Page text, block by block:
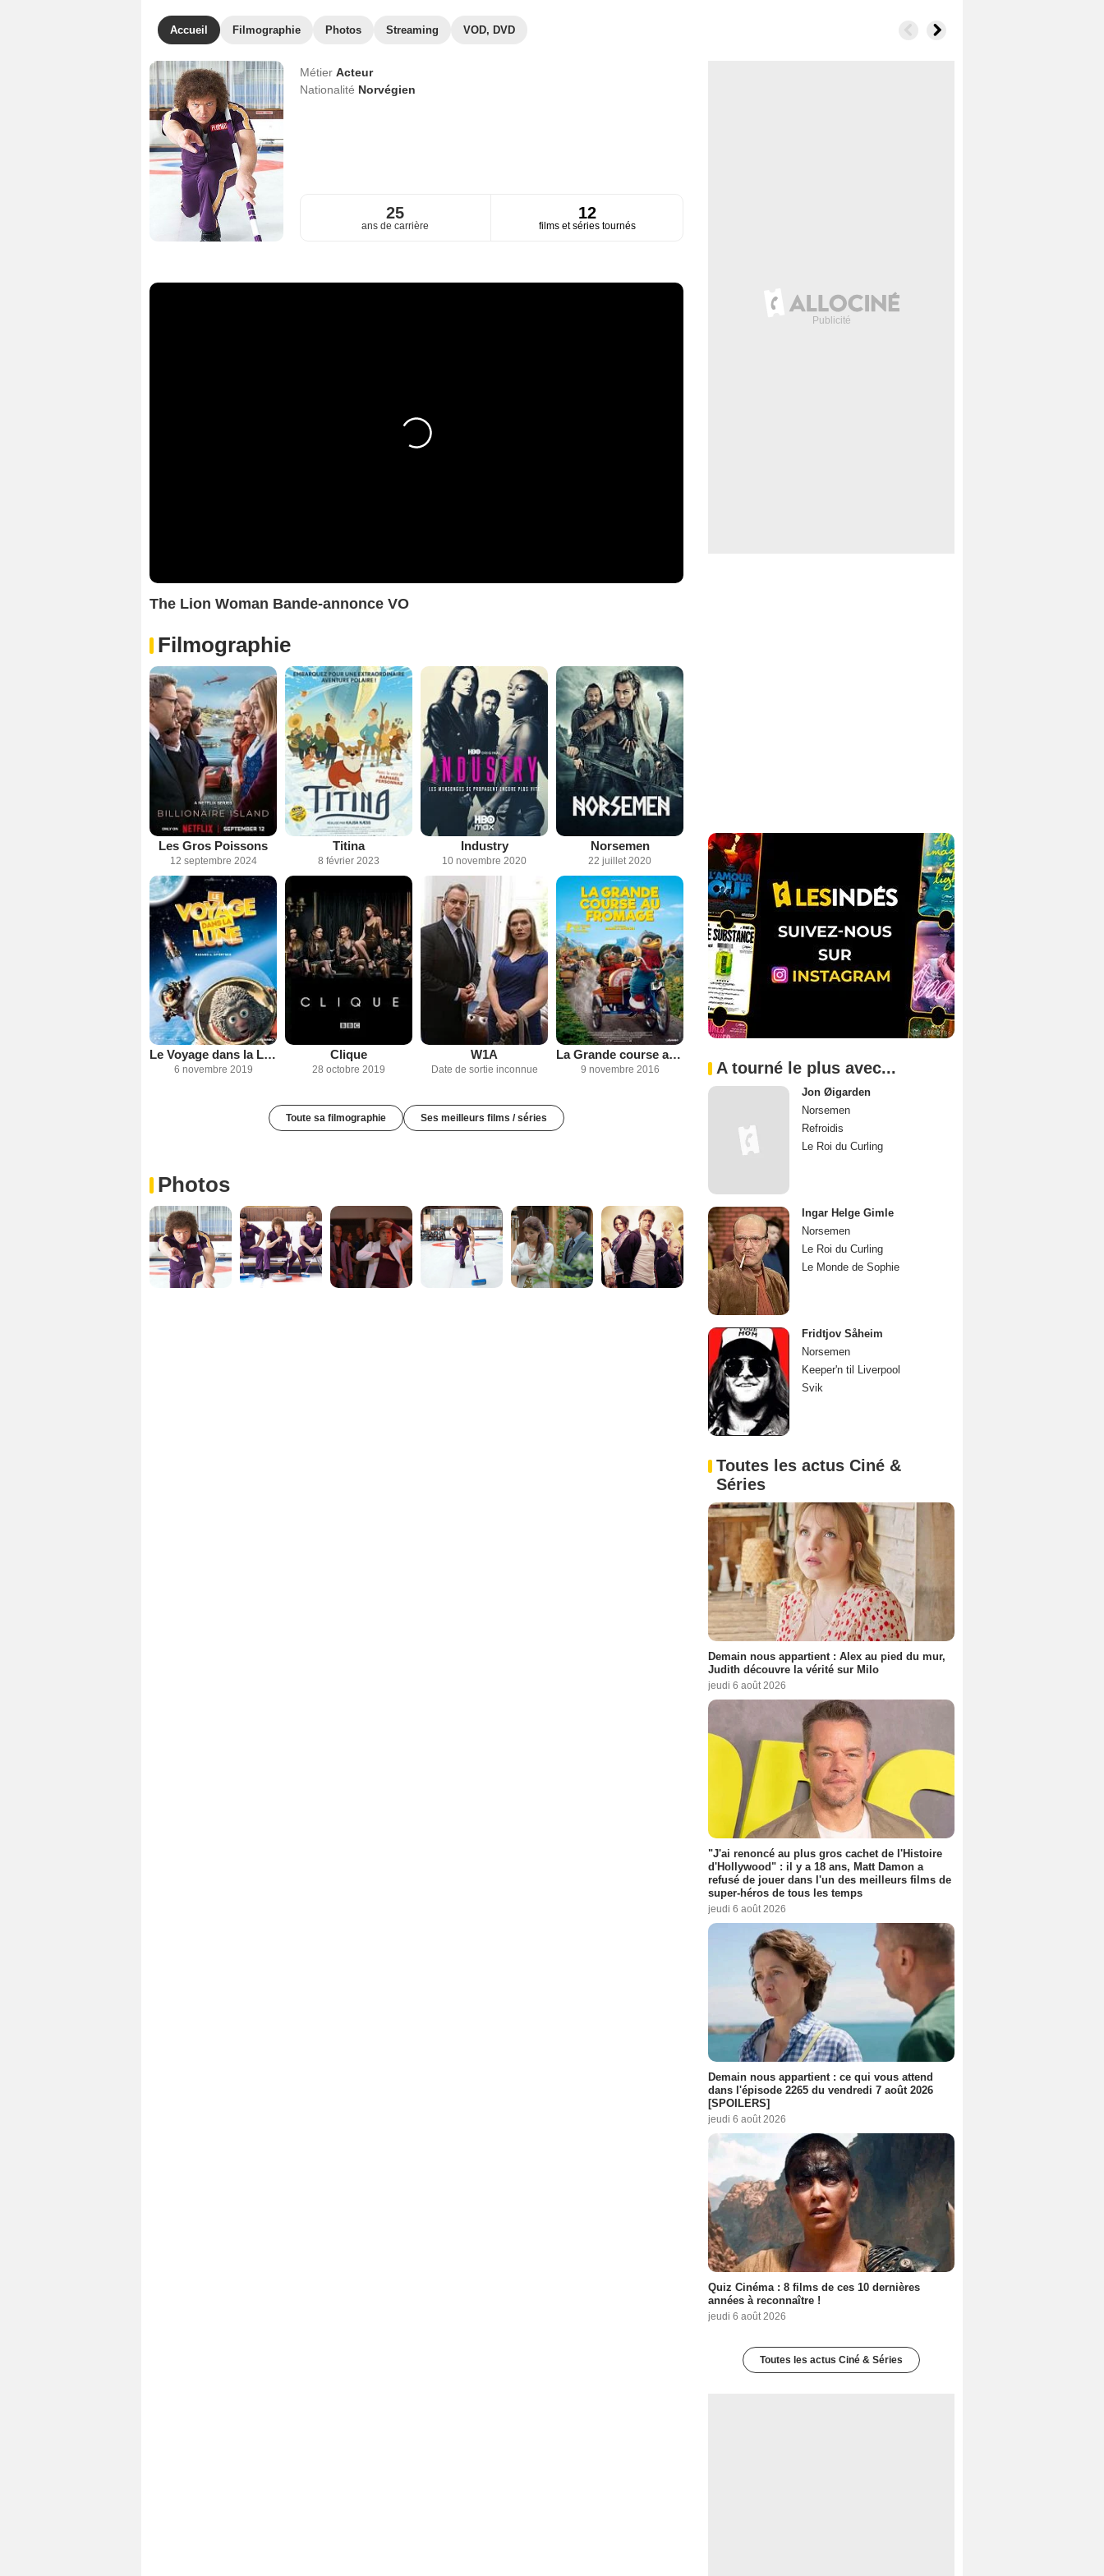
Accueil Filmographie Photos Streaming VOD, DVD
Métier Acteur
Nationalité Norvégien
25
ans de carrière
12
films et séries tournés
The Lion Woman Bande-annonce VO
Filmographie
Les Gros Poissons
12 septembre 2024
Titina
8 février 2023
Industry
10 novembre 2020
Norsemen
22 juillet 2020
Le Voyage dans la Lune
6 novembre 2019
Clique
28 octobre 2019
W1A
Date de sortie inconnue
La Grande course au fromage
9 novembre 2016
Toute sa filmographie Ses meilleurs films / séries
Photos
A tourné le plus avec...
Jon Øigarden
Norsemen
Refroidis
Le Roi du Curling
Ingar Helge Gimle
Norsemen
Le Roi du Curling
Le Monde de Sophie
Fridtjov Såheim
Norsemen
Keeper'n til Liverpool
Svik
Toutes les actus Ciné &
Séries
Demain nous appartient : Alex au pied du mur,
Judith découvre la vérité sur Milo
jeudi 6 août 2026
"J'ai renoncé au plus gros cachet de l'Histoire
d'Hollywood" : il y a 18 ans, Matt Damon a
refusé de jouer dans l'un des meilleurs films de
super-héros de tous les temps
jeudi 6 août 2026
Demain nous appartient : ce qui vous attend
dans l'épisode 2265 du vendredi 7 août 2026
[SPOILERS]
jeudi 6 août 2026
Quiz Cinéma : 8 films de ces 10 dernières
années à reconnaître !
jeudi 6 août 2026
Toutes les actus Ciné & Séries